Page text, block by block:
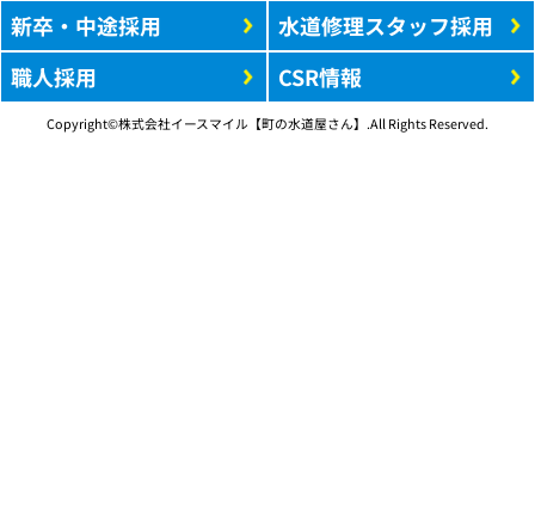
新卒・中途採用
職人採用
水道修理スタッフ採用
CSR情報
Copyright©株式会社イースマイル【町の水道屋さん】.All Rights Reserved.